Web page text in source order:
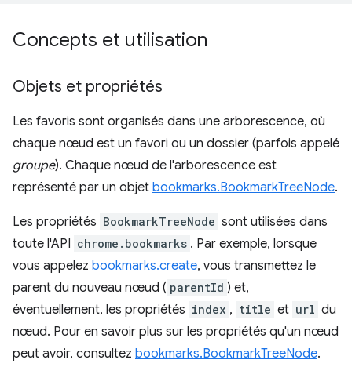
Concepts et utilisation
Objets et propriétés
Les favoris sont organisés dans une arborescence, où
chaque nœud est un favori ou un dossier (parfois appelé
groupe). Chaque nœud de l'arborescence est
représenté par un objet bookmarks.BookmarkTreeNode.
Les propriétés BookmarkTreeNode sont utilisées dans
toute l'API chrome.bookmarks . Par exemple, lorsque
vous appelez bookmarks.create, vous transmettez le
parent du nouveau nœud ( parentId ) et,
éventuellement, les propriétés index , title et url du
nœud. Pour en savoir plus sur les propriétés qu'un nœud
peut avoir, consultez bookmarks.BookmarkTreeNode.